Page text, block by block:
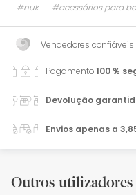
#nuk
#acessórios para
Vendedores confiáveis
Pagamento100 %
Devolução
Envios apenas a
Outros